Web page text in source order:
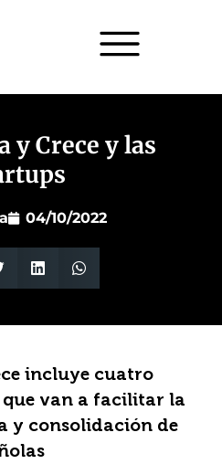
y Crece y las
04/10/2022
incluye cuatro
que van a facilitar la
y consolidación de